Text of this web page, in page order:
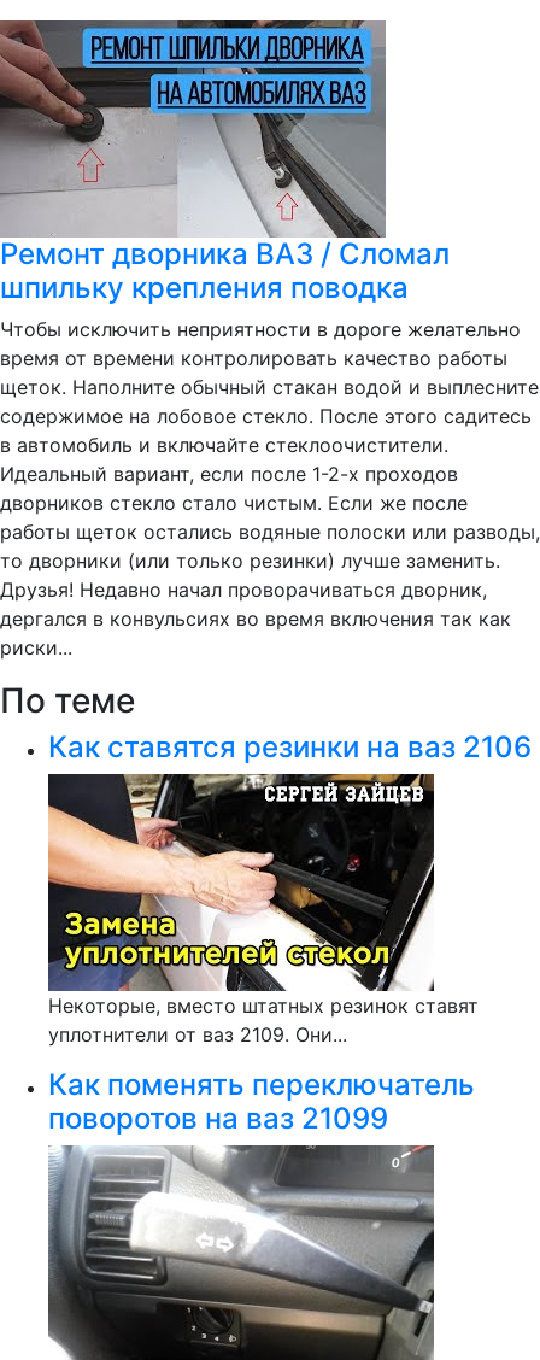
Ремонт дворника ВАЗ / Сломал
шпильку крепления поводка
Чтобы исключить неприятности в дороге желательно
время от времени контролировать качество работы
щеток. Наполните обычный стакан водой и выплесните
содержимое на лобовое стекло. После этого садитесь
в автомобиль и включайте стеклоочистители.
Идеальный вариант, если после 1-2-х проходов
дворников стекло стало чистым. Если же после
работы щеток остались водяные полоски или разводы,
то дворники (или только резинки) лучше заменить.
Друзья! Недавно начал проворачиваться дворник,
дергался в конвульсиях во время включения так как
риски...
По теме
Как ставятся резинки на ваз 2106
Некоторые, вместо штатных резинок ставят
уплотнители от ваз 2109. Они...
Как поменять переключатель
поворотов на ваз 21099